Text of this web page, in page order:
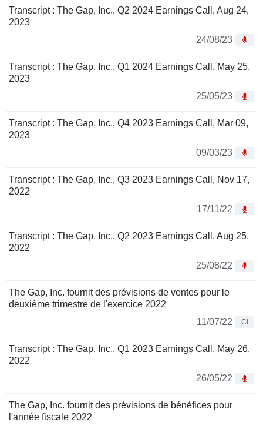
Transcript : The Gap, Inc., Q2 2024 Earnings Call, Aug 24,
2023
24/08/23
Transcript : The Gap, Inc., Q1 2024 Earnings Call, May 25,
2023
25/05/23
Transcript : The Gap, Inc., Q4 2023 Earnings Call, Mar 09,
2023
09/03/23
Transcript : The Gap, Inc., Q3 2023 Earnings Call, Nov 17,
2022
17/11/22
Transcript : The Gap, Inc., Q2 2023 Earnings Call, Aug 25,
2022
25/08/22
The Gap, Inc. fournit des prévisions de ventes pour le
deuxième trimestre de l'exercice 2022
11/07/22
CI
Transcript : The Gap, Inc., Q1 2023 Earnings Call, May 26,
2022
26/05/22
The Gap, Inc. fournit des prévisions de bénéfices pour
l'année fiscale 2022